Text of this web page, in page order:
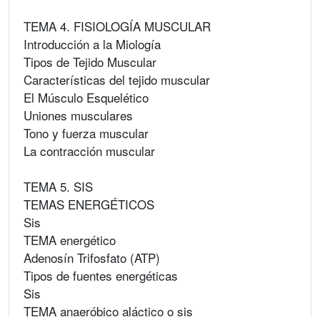
TEMA 4. FISIOLOGÍA MUSCULAR
Introducción a la Miología
Tipos de Tejido Muscular
Características del tejido muscular
El Músculo Esquelético
Uniones musculares
Tono y fuerza muscular
La contracción muscular
TEMA 5. SIS
TEMAS ENERGÉTICOS
Sis
TEMA energético
Adenosín Trifosfato (ATP)
Tipos de fuentes energéticas
Sis
TEMA anaeróbico aláctico o sis